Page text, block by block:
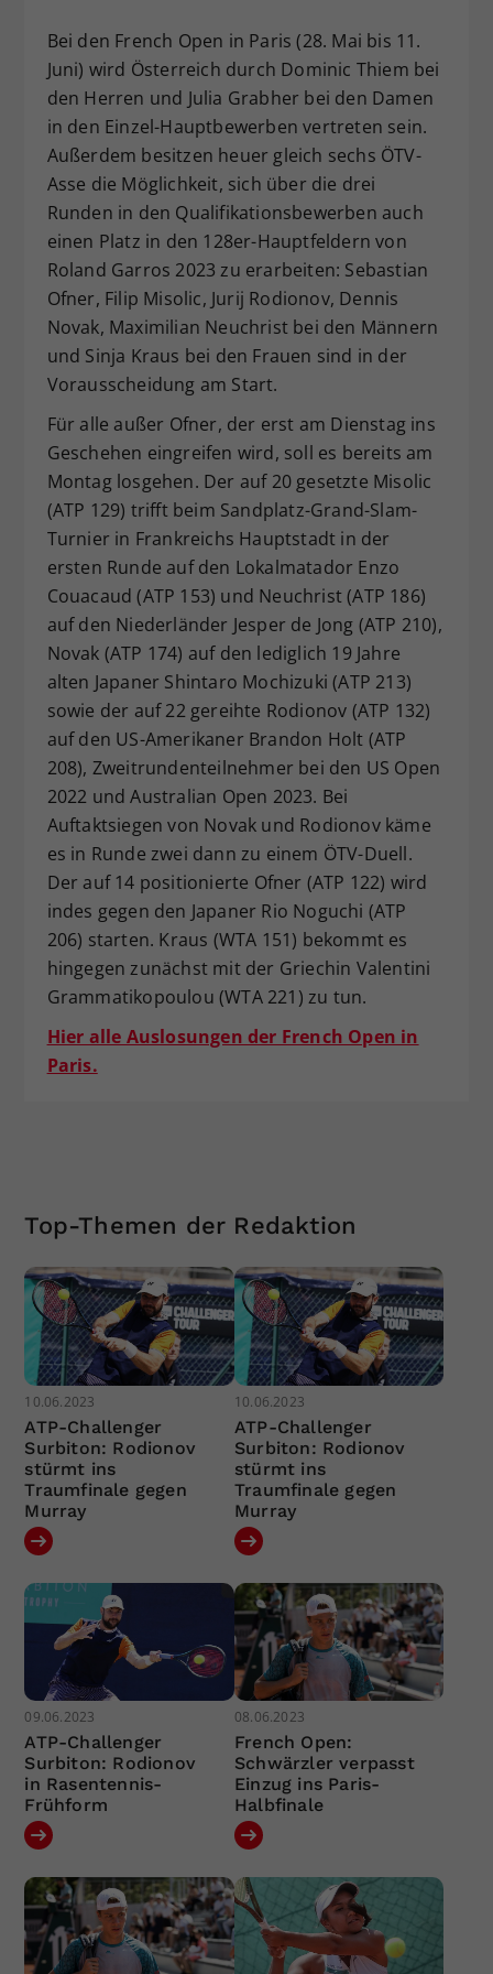
Bei den French Open in Paris (28. Mai bis 11.
Juni) wird Österreich durch Dominic Thiem bei
den Herren und Julia Grabher bei den Damen
in den Einzel-Hauptbewerben vertreten sein.
Außerdem besitzen heuer gleich sechs ÖTV-
Asse die Möglichkeit, sich über die drei
Runden in den Qualifikationsbewerben auch
einen Platz in den 128er-Hauptfeldern von
Roland Garros 2023 zu erarbeiten: Sebastian
Ofner, Filip Misolic, Jurij Rodionov, Dennis
Novak, Maximilian Neuchrist bei den Männern
und Sinja Kraus bei den Frauen sind in der
Vorausscheidung am Start.
Für alle außer Ofner, der erst am Dienstag ins
Geschehen eingreifen wird, soll es bereits am
Montag losgehen. Der auf 20 gesetzte Misolic
(ATP 129) trifft beim Sandplatz-Grand-Slam-
Turnier in Frankreichs Hauptstadt in der
ersten Runde auf den Lokalmatador Enzo
Couacaud (ATP 153) und Neuchrist (ATP 186)
auf den Niederländer Jesper de Jong (ATP 210),
Novak (ATP 174) auf den lediglich 19 Jahre
alten Japaner Shintaro Mochizuki (ATP 213)
sowie der auf 22 gereihte Rodionov (ATP 132)
auf den US-Amerikaner Brandon Holt (ATP
208), Zweitrundenteilnehmer bei den US Open
2022 und Australian Open 2023. Bei
Auftaktsiegen von Novak und Rodionov käme
es in Runde zwei dann zu einem ÖTV-Duell.
Der auf 14 positionierte Ofner (ATP 122) wird
indes gegen den Japaner Rio Noguchi (ATP
206) starten. Kraus (WTA 151) bekommt es
hingegen zunächst mit der Griechin Valentini
Grammatikopoulou (WTA 221) zu tun.
Hier alle Auslosungen der French Open in
Paris.
Top-Themen der Redaktion
10.06.2023
ATP-Challenger
Surbiton: Rodionov
stürmt ins
Traumfinale gegen
Murray
10.06.2023
ATP-Challenger
Surbiton: Rodionov
stürmt ins
Traumfinale gegen
Murray
09.06.2023
ATP-Challenger
Surbiton: Rodionov
in Rasentennis-
Frühform
08.06.2023
French Open:
Schwärzler verpasst
Einzug ins Paris-
Halbfinale
Zweck
Einstellungen. Unter anderem eine
zufällig generierte ID, für die
historische Speicherung Ihrer
vorgenommen Einstellungen, falls der
Webseiten-Betreiber dies eingestellt
hat.